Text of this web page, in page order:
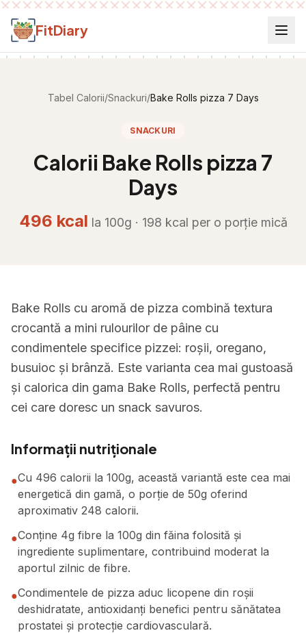
Salt la conținut
FitDiary
Tabel Calorii/Snackuri/Bake Rolls pizza 7 Days
SNACKURI
Calorii Bake Rolls pizza 7
Days
496 kcal la 100g · 198 kcal per o porție mică
Bake Rolls cu aromă de pizza combină textura
crocantă a mini rulourilor de pâine cu
condimentele specifice pizzei: roșii, oregano,
busuioc și brânză. Este varianta cea mai gustoasă
și calorica din gama Bake Rolls, perfectă pentru
cei care doresc un snack savuros.
Informații nutriționale
●Cu 496 calorii la 100g, această variantă este cea mai
energetică din gamă, o porție de 50g oferind
aproximativ 248 calorii.
●Conține 4g fibre la 100g din făina folosită și
ingrediente suplimentare, contribuind moderat la
aportul zilnic de fibre.
●Condimentele de pizza aduc licopene din roșii
deshidratate, antioxidanți benefici pentru sănătatea
prostatei și protecție cardiovasculară.